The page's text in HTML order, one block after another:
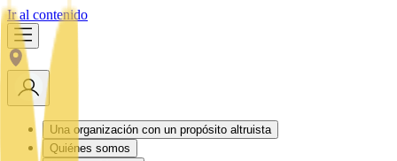
Ir al contenido
Una organización con un propósito altruista
Quiénes somos